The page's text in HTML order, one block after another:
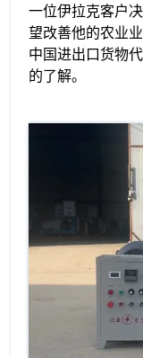
一位伊拉克客户
望改善他的农业
中国进出口货物
的了解。